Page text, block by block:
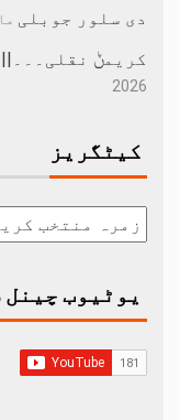
دی سلور جوبلی
کریمݨ
2026
کیٹگریز
یوٹیوب